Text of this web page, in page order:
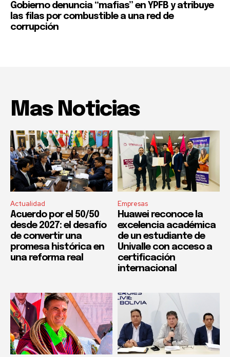
Gobierno denuncia “mafias” en YPFB y atribuye
las filas por combustible a una red de
corrupción
Mas Noticias
Actualidad
Acuerdo por el 50/50
desde 2027: el desafío
de convertir una
promesa histórica en
una reforma real
Empresas
Huawei reconoce la
excelencia académica
de un estudiante de
Univalle con acceso a
certificación
internacional